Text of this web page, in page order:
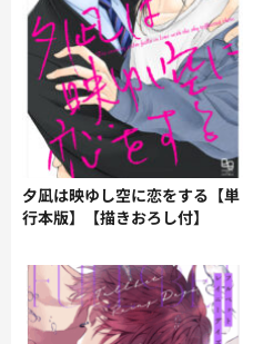
夕凪は映ゆし空に恋をする【単
行本版】【描きおろし付】